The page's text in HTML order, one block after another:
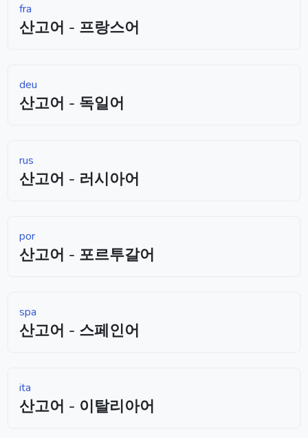
fra
산고어 - 프랑스어
deu
산고어 - 독일어
rus
산고어 - 러시아어
por
산고어 - 포르투갈어
spa
산고어 - 스페인어
ita
산고어 - 이탈리아어